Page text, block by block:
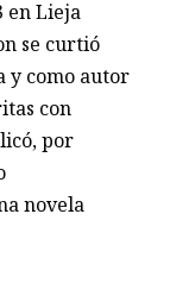
en Lieja
se curtió
y como autor
con
por
novela